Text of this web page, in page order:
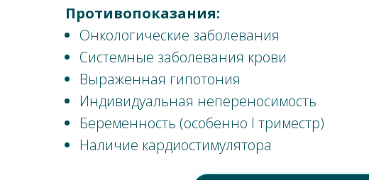
Противопоказания:
Онкологические заболевания
Системные заболевания крови
Выраженная гипотония
Индивидуальная непереносимость
Беременность (особенно I триместр)
Наличие кардиостимулятора